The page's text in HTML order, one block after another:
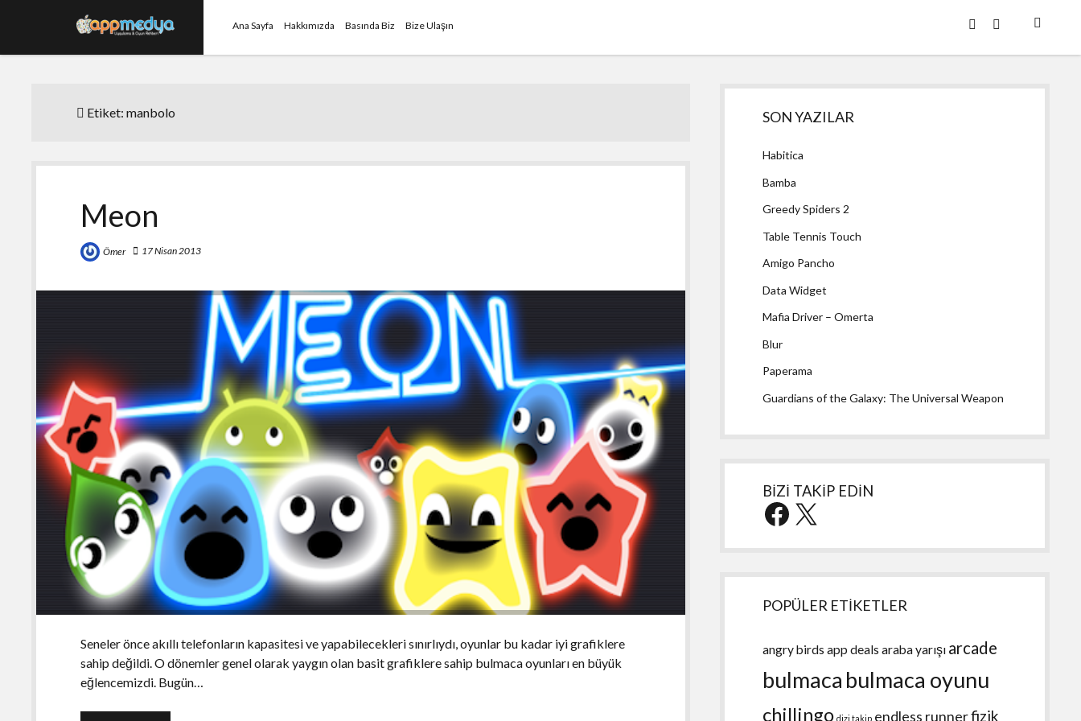
Ana Sayfa Hakkımızda Basında Biz Bize Ulaşın twitterfacebook
Etiket:manbolo
Meon
Ömer 17 Nisan 2013
Seneler önce akıllı telefonların kapasitesi ve yapabilecekleri sınırlıydı, oyunlar bu kadar iyi grafiklere
sahip değildi. O dönemler genel olarak yaygın olan basit grafiklere sahip bulmaca oyunları en büyük
eğlencemizdi. Bugün…
Yan
Menü
SON YAZILAR
Habitica
Bamba
Greedy Spiders 2
Table Tennis Touch
Amigo Pancho
Data Widget
Mafia Driver – Omerta
Blur
Paperama
Guardians of the Galaxy: The Universal Weapon
BİZİ TAKİP EDİN
Facebook
X
POPÜLER ETİKETLER
angry birds app deals araba yarışı arcade
bulmaca bulmaca oyunu
chillingo dizi takip endless runnerfizik